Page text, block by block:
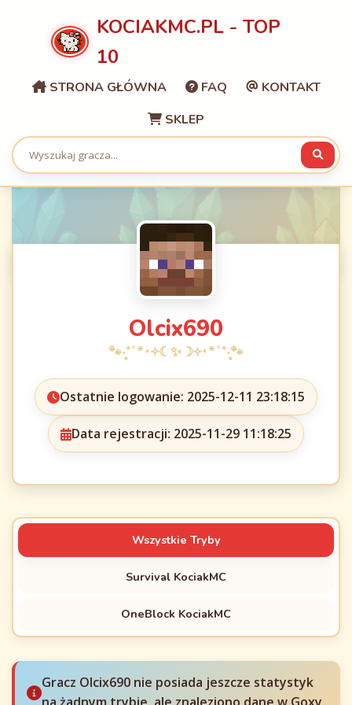
KOCIAKMC.PL - TOP
10
STRONA GŁÓWNA FAQ
KONTAKT
SKLEP
Olcix690
Ostatnie logowanie: 2025-12-11 23:18:15
Data rejestracji: 2025-11-29 11:18:25
Wszystkie Tryby
Survival KociakMC
OneBlock KociakMC
Gracz Olcix690 nie posiada jeszcze statystyk